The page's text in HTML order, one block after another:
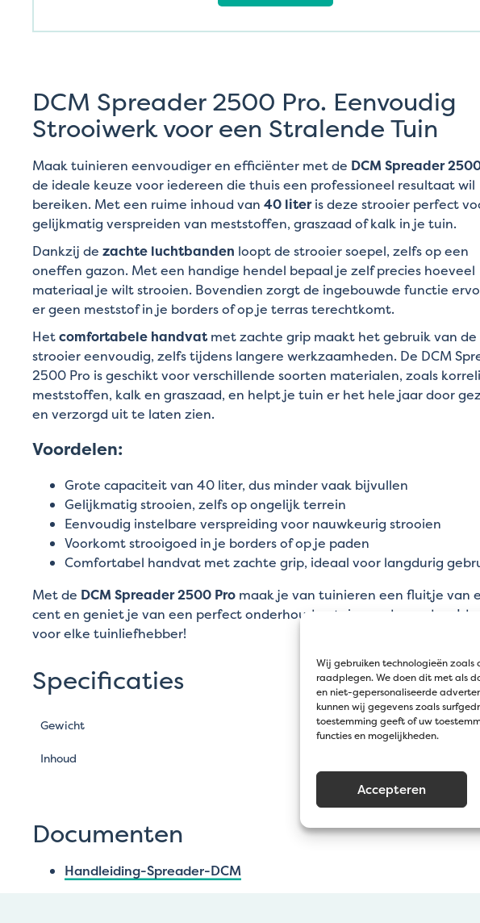
Wij gebruiken technologieën
raadplegen. We doen dit met als
en niet-gepersonaliseerde
kunnen wij gegevens zoals
toestemming geeft of uw
functies en mogelijkheden.
Accepteren
DCM Spreader 2500 Pro. Eenvoudig
Strooiwerk voor een Stralende Tuin
Maak tuinieren eenvoudiger en efficiënter met de DCM Spreader
de ideale keuze voor iedereen die thuis een professioneel resultaat wil
bereiken. Met een ruime inhoud van 40 literis deze strooier perfect
gelijkmatig verspreiden van meststoffen, graszaad of kalk in je tuin.
Dankzij de zachte luchtbanden loopt de strooier soepel, zelfs op een
oneffen gazon. Met een handige hendel bepaal je zelf precies hoeveel
materiaal je wilt strooien. Bovendien zorgt de ingebouwde functie
er geen meststof in je borders of op je terras terechtkomt.
Hetcomfortabele handvatmet zachte grip maakt het gebruik van de
strooier eenvoudig, zelfs tijdens langere werkzaamheden. De DCM
2500 Pro is geschikt voor verschillende soorten materialen, zoals
meststoffen, kalk en graszaad, en helpt je tuin er het hele jaar door
en verzorgd uit te laten zien.
Voordelen:
Grote capaciteit van 40 liter, dus minder vaak bijvullen
Gelijkmatig strooien, zelfs op ongelijk terrein
Eenvoudig instelbare verspreiding voor nauwkeurig strooien
Voorkomt strooigoed in je borders of op je paden
Comfortabel handvat met zachte grip, ideaal voor langdurig
Met de DCM Spreader 2500 Pro maak je van tuinieren een fluitje van
cent en geniet je van een perfect onderhouden tuin zonder gedoe.
voor elke tuinliefhebber!
Specificaties
Gewicht
Inhoud
Documenten
Handleiding-Spreader-DCM